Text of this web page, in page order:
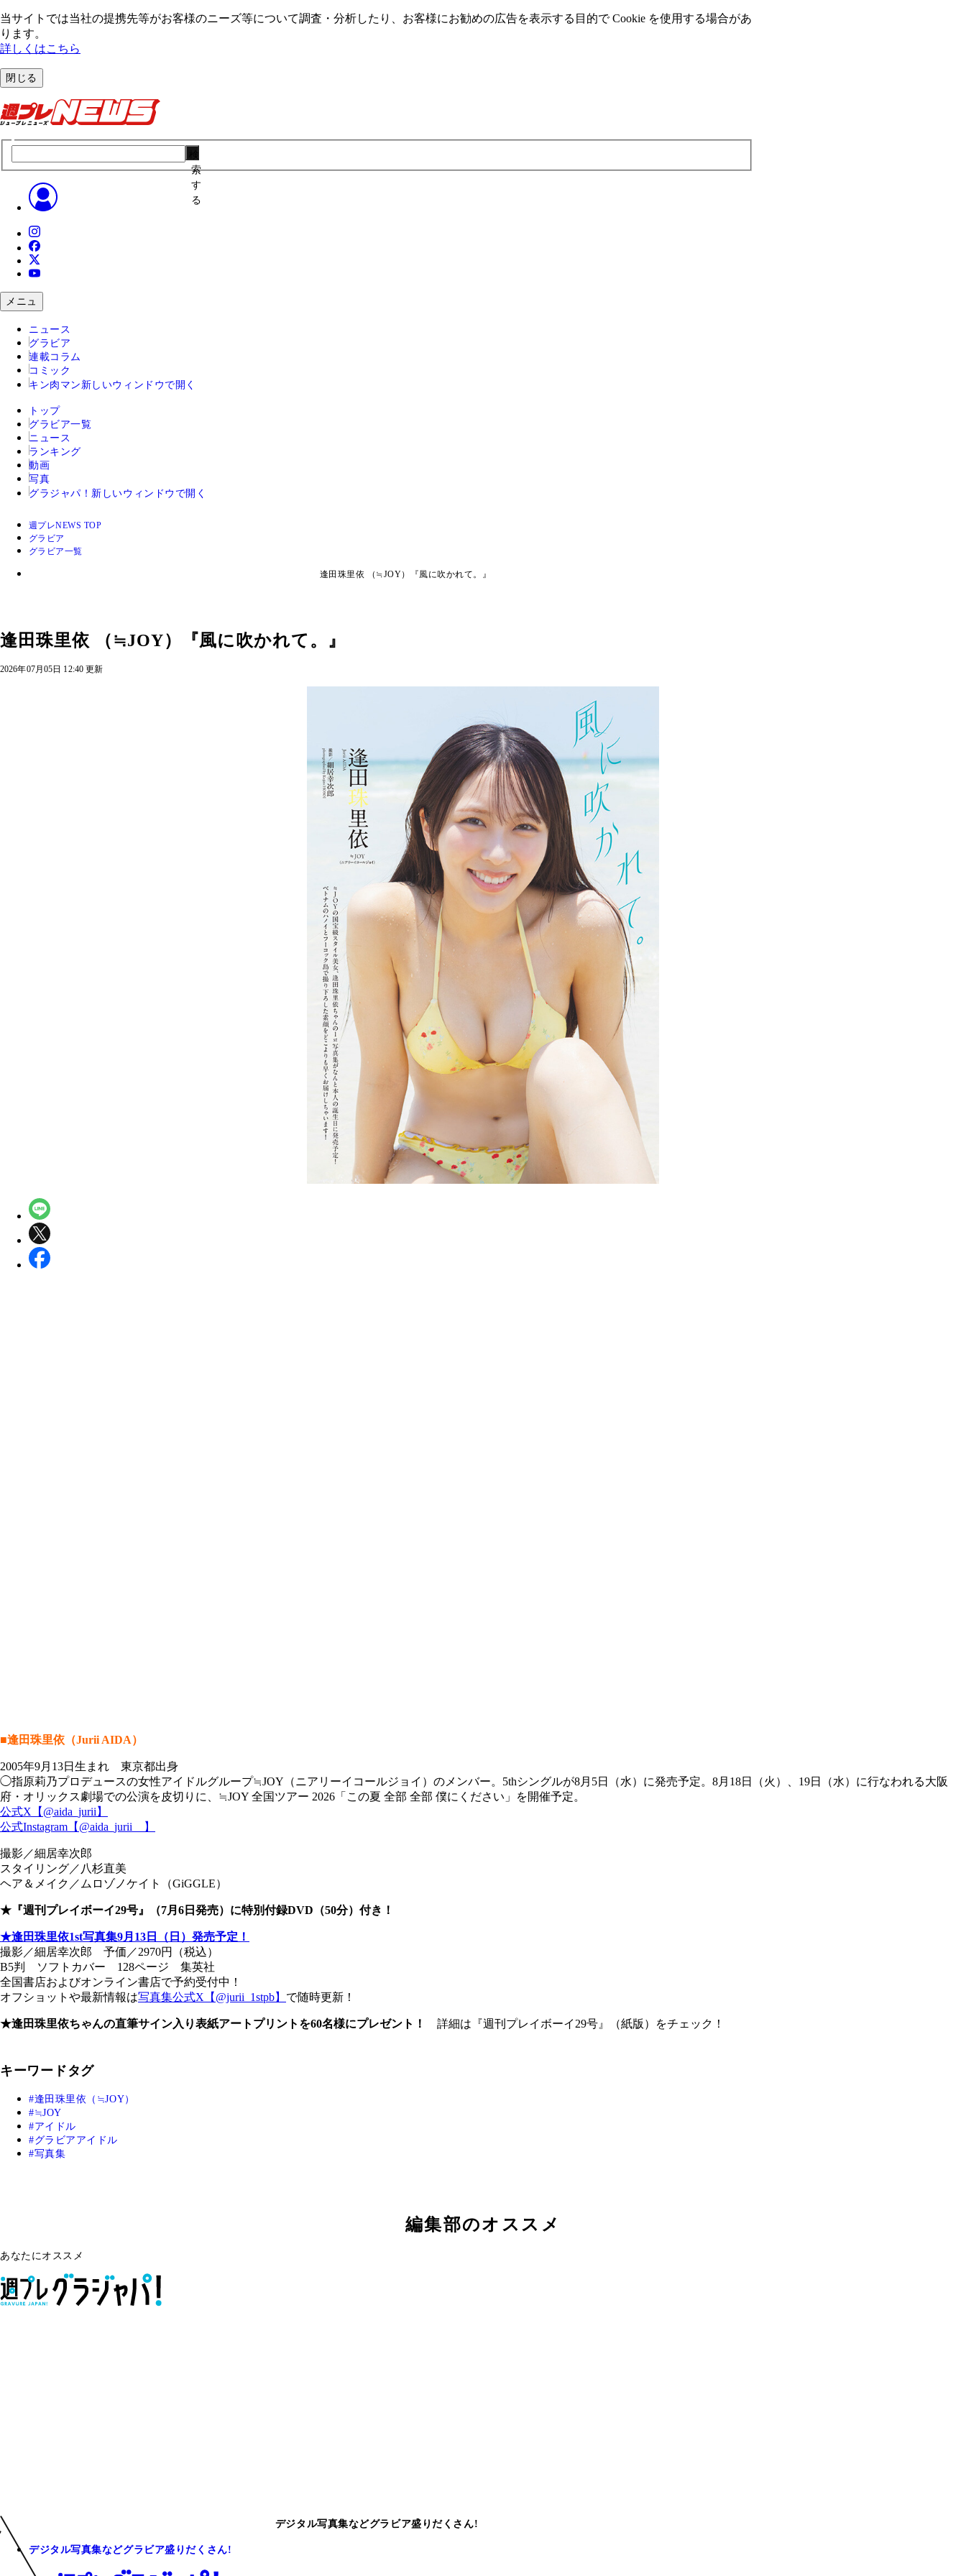
当サイトでは当社の提携先等がお客様のニーズ等について調査・分析したり、お客様にお勧めの広告を表⽰する⽬的で Cookie を使⽤する場合があ
ります。
詳しくはこちら
閉じる
索
す
る
メニュ
ニュース
グラビア
連載コラム
コミック
キン肉マン 新しいウィンドウで開く
トップ
グラビア一覧
ニュース
ランキング
動画
写真
グラジャパ！ 新しいウィンドウで開く
週プレNEWS TOP
グラビア
グラビア一覧
逢田珠里依 （≒JOY）『風に吹かれて。』
逢田珠里依 （≒JOY）『風に吹かれて。』
2026年07月05日 12:40 更新
■逢田珠里依（Jurii AIDA）
2005年9月13日生まれ 東京都出身
◯指原莉乃プロデュースの女性アイドルグループ≒JOY（ニアリーイコールジョイ）のメンバー。5thシングルが8月5日（水）に発売予定。8月18日（火）、19日（水）に行なわれる大阪
府・オリックス劇場での公演を皮切りに、≒JOY 全国ツアー 2026「この夏 全部 全部 僕にください」を開催予定。
公式X【@aida_jurii】
公式Instagram【@aida_jurii__】
撮影／細居幸次郎
スタイリング／八杉直美
ヘア＆メイク／ムロゾノケイト（GiGGLE）
★『週刊プレイボーイ29号』（7月6日発売）に特別付録DVD（50分）付き！
★逢田珠里依1st写真集9月13日（日）発売予定！
撮影／細居幸次郎 予価／2970円（税込）
B5判 ソフトカバー 128ページ 集英社
全国書店およびオンライン書店で予約受付中！
オフショットや最新情報は写真集公式X【@jurii_1stpb】 で随時更新！
★逢田珠里依ちゃんの直筆サイン入り表紙アートプリントを60名様にプレゼント！ 詳細は『週刊プレイボーイ29号』（紙版）をチェック！
キーワードタグ
逢田珠里依（≒JOY）
≒JOY
アイドル
グラビアアイドル
写真集
編集部のオススメ
あなたにオススメ
デジタル写真集などグラビア盛りだくさん!
デジタル写真集などグラビア盛りだくさん!